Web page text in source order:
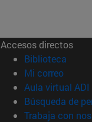
Accesos directos
Biblioteca
Mi correo(abre
Aula virtual ADI
Búsqueda de
Trabaja con